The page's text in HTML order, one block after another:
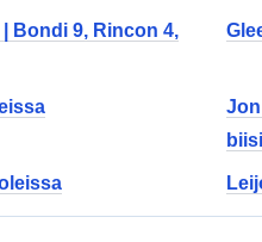
Bondi 9, Rincon 4,